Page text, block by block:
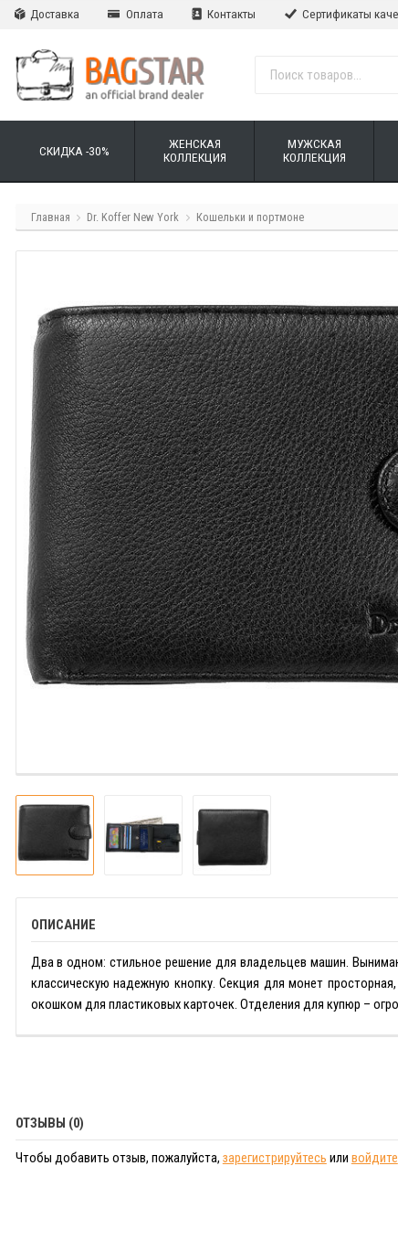
Доставка Оплата Контакты Сертификаты
СКИДКА -30%
ЖЕНСКАЯ
КОЛЛЕКЦИЯ
МУЖСКАЯ
КОЛЛЕКЦИЯ
Главная Dr. Koffer New York Кошельки и портмоне
ОПИСАНИЕ
Два в одном: стильное решение для владельцев машин.
классическую надежную кнопку. Секция для монет
окошком для пластиковых карточек. Отделения для купюр –
ОТЗЫВЫ (0)
Чтобы добавить отзыв, пожалуйста, зарегистрируйтесь или войдите